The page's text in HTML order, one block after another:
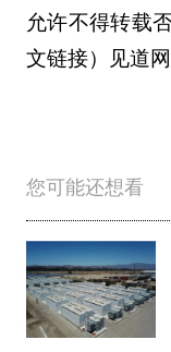
允许不得转载
文链接）见道
您可能还想看